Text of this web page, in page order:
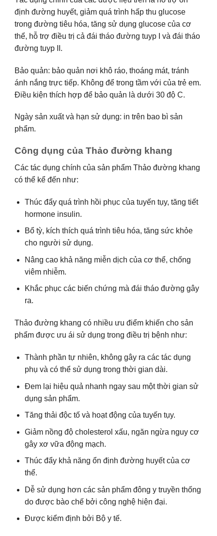
định đường huyết, giảm quá trình hấp thu glucose
trong đường tiêu hóa, tăng sử dụng glucose của cơ
thể, hỗ trợ điều trị cả đái tháo đường tuyp I và đái tháo
đường tuyp II.
Bảo quản: bảo quản nơi khô ráo, thoáng mát, tránh
ánh nắng trực tiếp. Không để trong tầm với của trẻ em.
Điều kiện thích hợp để bảo quản là dưới 30 độ C.
Ngày sản xuất và hạn sử dụng: in trên bao bì sản
phẩm.
Công dụng của Thảo đường khang
Các tác dụng chính của sản phẩm Thảo đường khang
có thể kể đến như:
Thúc đẩy quá trình hồi phục của tuyến tụy, tăng tiết
hormone insulin.
Bổ tỳ, kích thích quá trình tiêu hóa, tăng sức khỏe
cho người sử dụng.
Nâng cao khả năng miễn dịch của cơ thể, chống
viêm nhiễm.
Khắc phục các biến chứng mà đái tháo đường gây
ra.
Thảo đường khang có nhiều ưu điểm khiến cho sản
phẩm được ưu ái sử dụng trong điều trị bệnh như:
Thành phần tự nhiên, không gây ra các tác dụng
phụ và có thể sử dụng trong thời gian dài.
Đem lại hiệu quả nhanh ngay sau một thời gian sử
dụng sản phẩm.
Tăng thải độc tố và hoạt động của tuyến tụy.
Giảm nồng độ cholesterol xấu, ngăn ngừa nguy cơ
gây xơ vữa động mạch.
Thúc đẩy khả năng ổn định đường huyết của cơ
thể.
Dễ sử dụng hơn các sản phẩm đông y truyền thống
do được bào chế bởi công nghệ hiện đại.
Được kiểm định bởi Bộ y tế.